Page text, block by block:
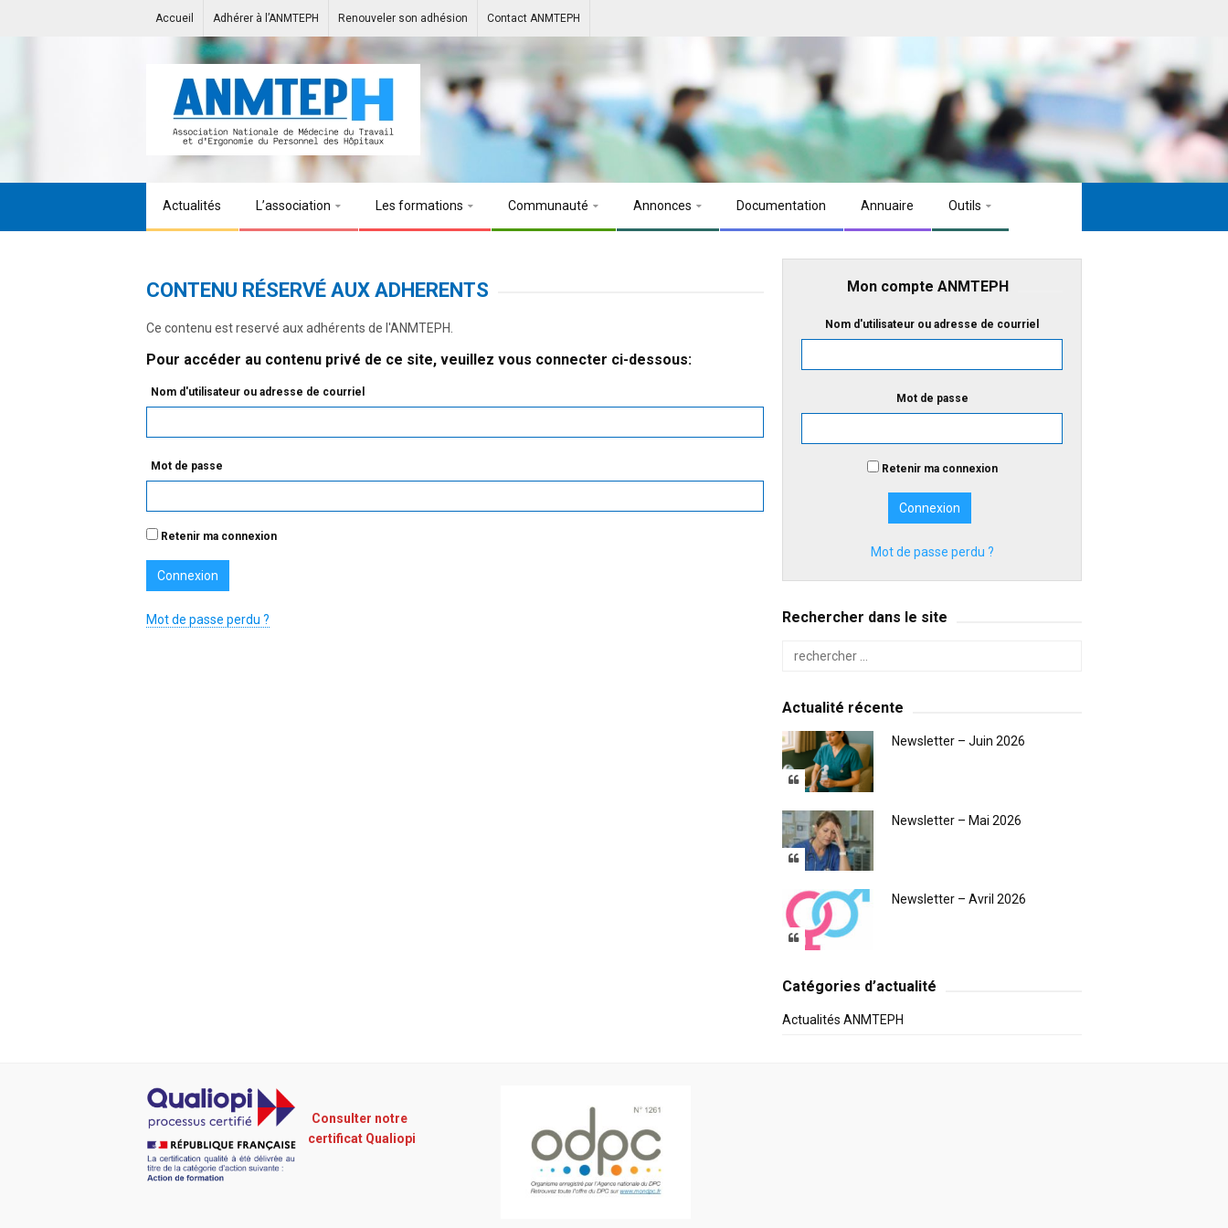
Accueil Adhérer à l’ANMTEPH Renouveler son adhésion Contact ANMTEPH
Actualités L’association Les formations Communauté Annonces Documentation Annuaire Outils
CONTENU RÉSERVÉ AUX ADHERENTS
Ce contenu est reservé aux adhérents de l'ANMTEPH.
Pour accéder au contenu privé de ce site, veuillez vous connecter ci-dessous:
Nom d'utilisateur ou adresse de courriel
Mot de passe
Retenir ma connexion
Mot de passe perdu ?
Mon compte ANMTEPH
Nom d'utilisateur ou adresse de courriel
Mot de passe
Retenir ma connexion
Mot de passe perdu ?
Rechercher dans le site
Actualité récente
Newsletter – Juin 2026
Newsletter – Mai 2026
Newsletter – Avril 2026
Catégories d’actualité
Actualités ANMTEPH
Consulter notre
certificat Qualiopi